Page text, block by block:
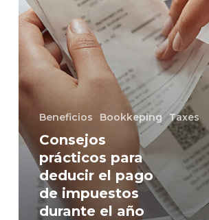
impuestos
durante
el
año
Beneficios Bookkeping Taxes
Consejos
prácticos para
deducir el pago
de impuestos
durante el año